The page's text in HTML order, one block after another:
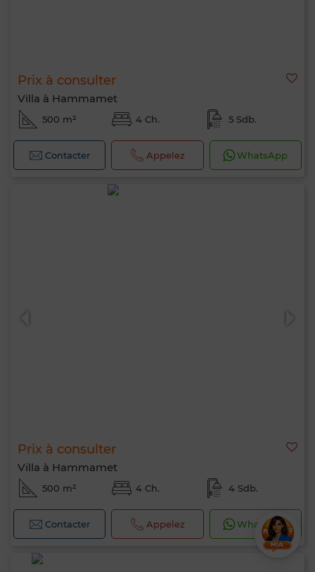
Prix à consulter
Villa à Hammamet
500 m² 4 Ch. 5 Sdb.
Contacter Appelez WhatsApp
Prix à consulter
Villa à Hammamet
500 m² 4 Ch. 4 Sdb.
Contacter Appelez WhatsApp